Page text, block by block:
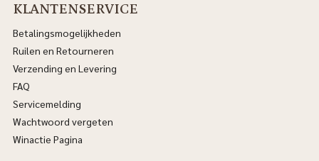
KLANTENSERVICE
Betalingsmogelijkheden
Ruilen en Retourneren
Verzending en Levering
FAQ
Servicemelding
Wachtwoord vergeten
Winactie Pagina